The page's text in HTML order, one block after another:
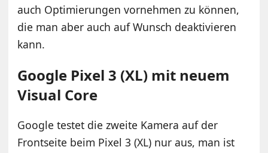
auch Optimierungen vornehmen zu können,
die man aber auch auf Wunsch deaktivieren
kann.
Google Pixel 3 (XL) mit neuem
Visual Core
Google testet die zweite Kamera auf der
Frontseite beim Pixel 3 (XL) nur aus, man ist